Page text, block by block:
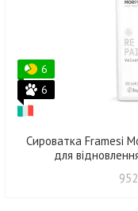
6
6
Сироватка Framesi
для